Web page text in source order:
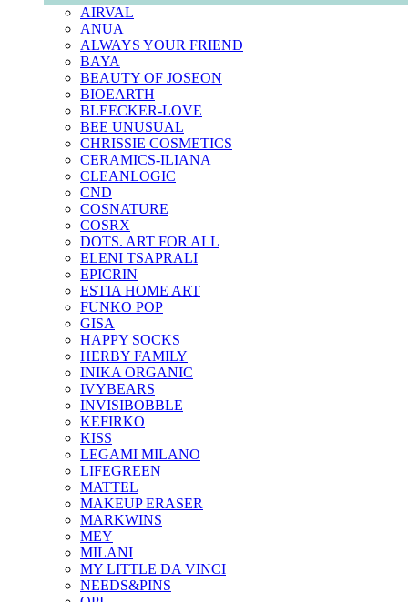
AIRVAL
ANUA
ALWAYS YOUR FRIEND
BAYA
BEAUTY OF JOSEON
BIOEARTH
BLEECKER-LOVE
BEE UNUSUAL
CHRISSIE COSMETICS
CERAMICS-ILIANA
CLEANLOGIC
CND
COSNATURE
COSRX
DOTS. ART FOR ALL
ELENI TSAPRALI
EPICRIN
ESTIA HOME ART
FUNKO POP
GISA
HAPPY SOCKS
HERBY FAMILY
INIKA ORGANIC
IVYBEARS
INVISIBOBBLE
KEFIRKO
KISS
LEGAMI MILANO
LIFEGREEN
MATTEL
MAKEUP ERASER
MARKWINS
MEY
MILANI
MY LITTLE DA VINCI
NEEDS&PINS